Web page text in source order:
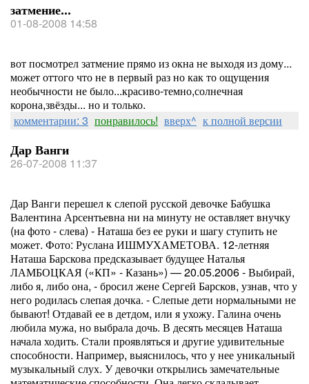
затмение...
01-08-2008 14:58
вот посмотрел затмение прямо из окна не выходя из дому...
может оттого что не в первый раз но как то ощущения
необычности не было...красиво-темно,солнечная
корона,звёзды... но и только.
комментарии: 3 понравилось! вверх^ к полной версии
Дар Ванги
26-07-2008 11:37
Дар Ванги перешел к слепой русской девочке Бабушка
Валентина Арсентьевна ни на минуту не оставляет внучку
(на фото - слева) - Наташа без ее руки и шагу ступить не
может. Фото: Руслана ИШМУХАМЕТОВА. 12-летняя
Наташа Барскова предсказывает будущее Наталья
ЛАМБОЦКАЯ («КП» - Казань») — 20.05.2006 - Выбирай,
либо я, либо она, - бросил жене Сергей Барсков, узнав, что у
него родилась слепая дочка. - Слепые дети нормальными не
бывают! Отдавай ее в детдом, или я ухожу. Галина очень
любила мужа, но выбрала дочь. В десять месяцев Наташа
начала ходить. Стали проявляться и другие удивительные
способности. Например, выяснилось, что у нее уникальный
музыкальный слух. У девочки открылись замечательные